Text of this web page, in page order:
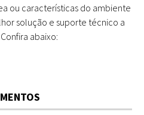
ou características do ambiente
solução e suporte técnico a
abaixo: